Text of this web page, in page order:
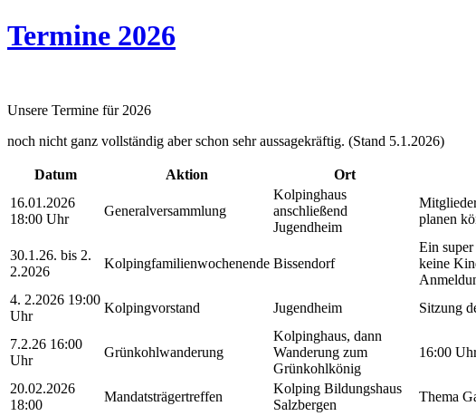
Termine 2026
Unsere Termine für 2026
noch nicht ganz vollständig aber schon sehr aussagekräftig. (Stand 5.1.2026)
Datum Aktion Ort
16.01.2026
18:00 Uhr
Generalversammlung
Kolpinghaus
anschließend
Jugendheim
planen
30.1.26. bis 2.
2.2026
Kolpingfamilienwochenende Bissendorf
Ein
keine
4. 2.2026 19:00
Uhr
Kolpingvorstand Jugendheim Sitzung
7.2.26 16:00
Uhr
Grünkohlwanderung
Kolpinghaus, dann
Wanderung zum
Grünkohlkönig
16:00
20.02.2026
18:00
Mandatsträgertreffen
Kolping Bildungshaus
Salzbergen
Thema